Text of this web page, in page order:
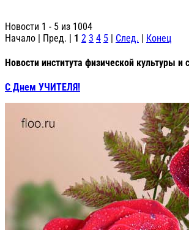
Новости 1 - 5 из 1004
Начало | Пред. | 1 2 3 4 5 | След. | Конец
Новости института физической культуры и
С Днем УЧИТЕЛЯ!